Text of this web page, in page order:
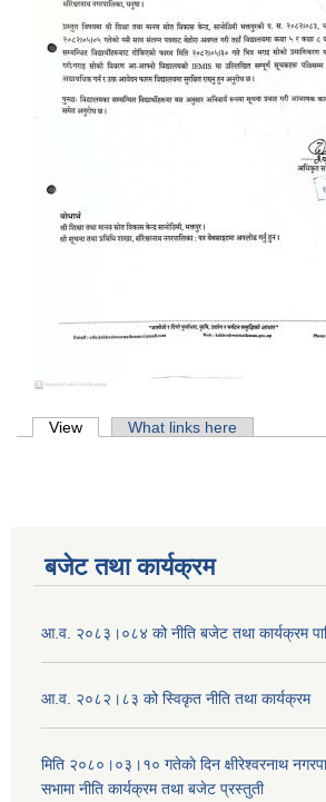
Primary tabs
View (active tab)What links here
बजेट तथा कार्यक्रम
आ.व. २०८३।०८४ को नीति बजेट तथा कार्यक्रम
आ.व. २०८२।८३ को स्विकृत नीति तथा कार्यक्रम
मिति २०८०।०३।१० गतेकाे दिन क्षीरेश्वरनाथ
सभामा नीति कार्यक्रम तथा बजेट प्रस्तुती